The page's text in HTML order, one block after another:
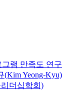
램 만족도 연구
(Kim Yeong-Kyu)
더십학회)